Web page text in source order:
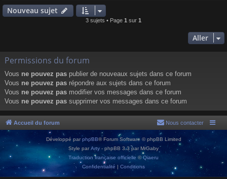
Nouveau sujet
3 sujets • Page 1 sur 1
Aller
Permissions du forum
Vous ne pouvez pas publier de nouveaux sujets dans ce forum
Vous ne pouvez pas répondre aux sujets dans ce forum
Vous ne pouvez pas modifier vos messages dans ce forum
Vous ne pouvez pas supprimer vos messages dans ce forum
Accueil du forum Nous contacter
Développé par phpBB® Forum Software © phpBB Limited
Style par Arty - phpBB 3.3 par MrGaby
Traduction française officielle ©Qiaeru
Confidentialité | Conditions